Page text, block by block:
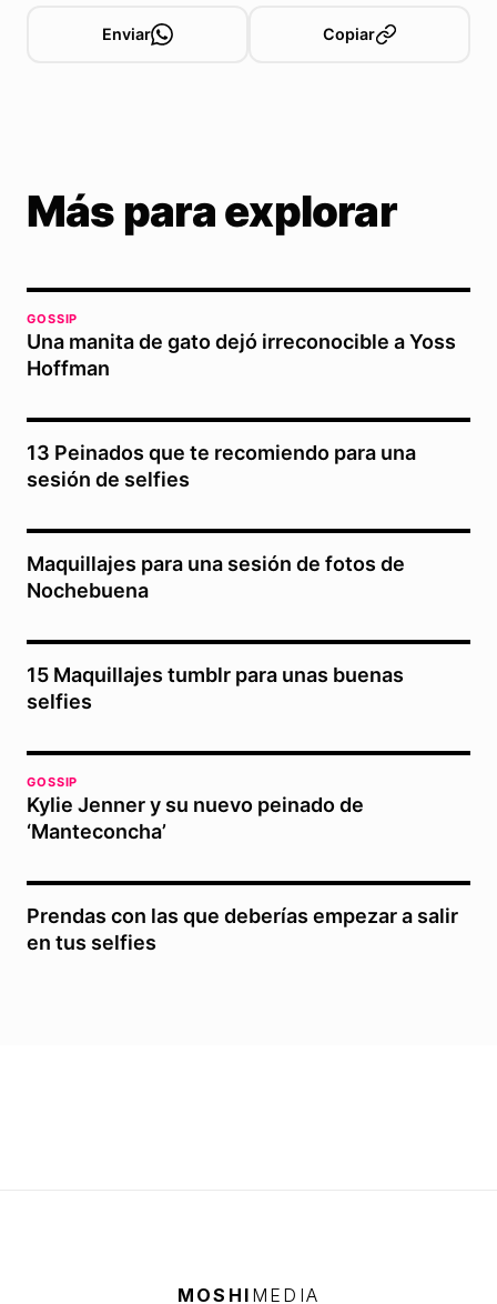
Enviar Copiar
Más para explorar
GOSSIP
Una manita de gato dejó irreconocible a Yoss
Hoffman
13 Peinados que te recomiendo para una
sesión de selfies
Maquillajes para una sesión de fotos de
Nochebuena
15 Maquillajes tumblr para unas buenas
selfies
GOSSIP
Kylie Jenner y su nuevo peinado de
‘Manteconcha’
Prendas con las que deberías empezar a salir
en tus selfies
MOSHI MEDIA